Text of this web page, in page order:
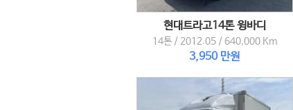
현대트라고14톤 윙바디
14톤 / 2012.05 / 640,000 Km
3,950 만원